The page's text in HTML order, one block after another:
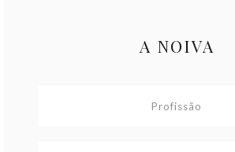
A NOIVA